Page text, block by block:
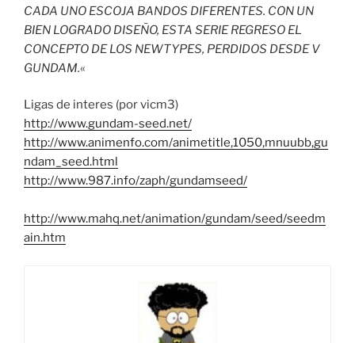
CADA UNO ESCOJA BANDOS DIFERENTES. CON UN
BIEN LOGRADO DISEÑO, ESTA SERIE REGRESO EL
CONCEPTO DE LOS NEWTYPES, PERDIDOS DESDE V
GUNDAM.«
Ligas de interes (por vicm3)
http://www.gundam-seed.net/
http://www.animenfo.com/animetitle,1050,mnuubb,gu
ndam_seed.html
http://www.987.info/zaph/gundamseed/
http://www.mahq.net/animation/gundam/seed/seedm
ain.htm